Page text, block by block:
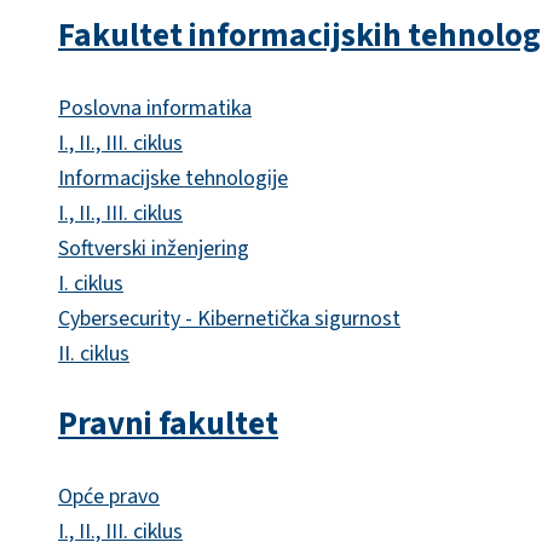
Fakultet informacijskih
Poslovna informatika
I., II., III. ciklus
Informacijske tehnologije
I., II., III. ciklus
Softverski inženjering
I. ciklus
Cybersecurity - Kibernetička sigurnost
II. ciklus
Pravni fakultet
Opće pravo
I., II., III. ciklus